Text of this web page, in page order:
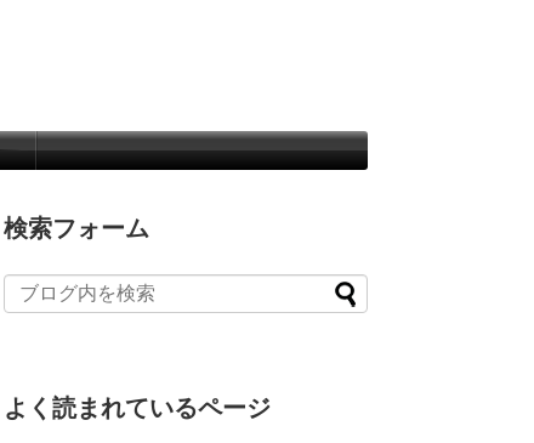
検索フォーム
よく読まれているページ